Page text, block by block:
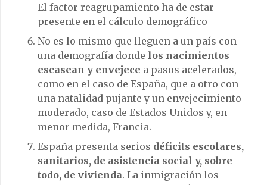
El factor reagrupamiento ha de estar
presente en el cálculo demográfico
No es lo mismo que lleguen a un país con
una demografía donde los nacimientos
escasean y envejece a pasos acelerados,
como en el caso de España, que a otro con
una natalidad pujante y un envejecimiento
moderado, caso de Estados Unidos y, en
menor medida, Francia.
España presenta serios déficits escolares,
sanitarios, de asistencia social y, sobre
todo, de vivienda. La inmigración los